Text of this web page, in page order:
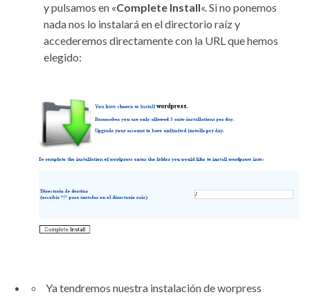
y pulsamos en «Complete Install«. Si no ponemos
nada nos lo instalará en el directorio raíz y
accederemos directamente con la URL que hemos
elegido:
Ya tendremos nuestra instalación de worpress